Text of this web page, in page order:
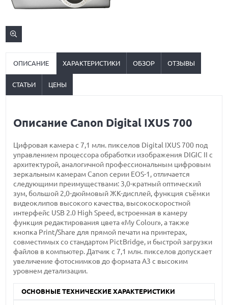
ОПИСАНИЕ ХАРАКТЕРИСТИКИ ОБЗОР ОТЗЫВЫ
СТАТЬИ ЦЕНЫ
Описание Canon Digital IXUS 700
Цифровая камера с 7,1 млн. пикселов Digital IXUS 700 под
управлением процессора обработки изображения DIGIC II с
архитектурой, аналогичной профессиональным цифровым
зеркальным камерам Canon серии EOS-1, отличается
следующими преимуществами: 3,0-кратный оптический
зум, большой 2,0-дюймовый ЖК-дисплей, функция съёмки
видеоклипов высокого качества, высокоскоростной
интерфейс USB 2.0 High Speed, встроенная в камеру
функция редактирования цвета «My Colour», а также
кнопка Print/Share для прямой печати на принтерах,
совместимых со стандартом PictBridge, и быстрой загрузки
файлов в компьютер. Датчик с 7,1 млн. пикселов допускает
увеличение фотоснимков до формата A3 с высоким
уровнем детализации.
ОСНОВНЫЕ ТЕХНИЧЕСКИЕ ХАРАКТЕРИСТИКИ